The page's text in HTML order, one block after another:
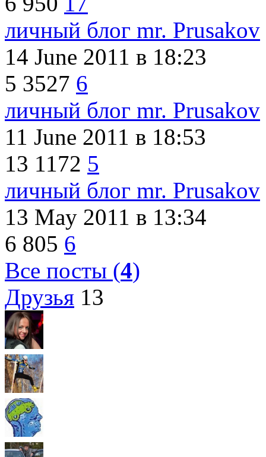
личный блог mr. Prusakov
14 June 2011 в 18:23
5 3527 6
личный блог mr. Prusakov
11 June 2011 в 18:53
13 1172 5
личный блог mr. Prusakov
13 May 2011 в 13:34
6 805 6
Все посты (4)
Друзья 13